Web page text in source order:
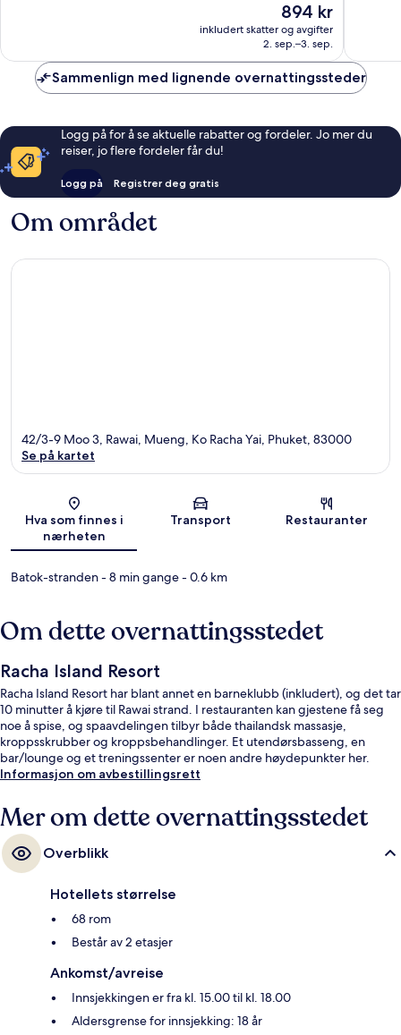
Prisen
894 kr
894 kr
inkludert skatter og avgifter
2. sep.–3. sep.
Sammenlign med lignende overnattingssteder
Logg på for å se aktuelle rabatter og fordeler. Jo mer du
reiser, jo flere fordeler får du!
Logg på Registrer deg gratis
Om området
Kart
42/3-9 Moo 3, Rawai, Mueng, Ko Racha Yai, Phuket, 83000
Se på kartet
Hva som finnes i
nærheten
Transport Restauranter
Batok-stranden- 8 min gange- 0.6 km
Om dette overnattingsstedet
Racha Island Resort
Racha Island Resort har blant annet en barneklubb (inkludert), og det tar
10 minutter å kjøre til Rawai strand. I restauranten kan gjestene få seg
noe å spise, og spaavdelingen tilbyr både thailandsk massasje,
kroppsskrubber og kroppsbehandlinger. Et utendørsbasseng, en
bar/lounge og et treningssenter er noen andre høydepunkter her.
Informasjon om avbestillingsrett
Mer om dette overnattingsstedet
Overblikk
Hotellets størrelse
68 rom
Består av 2 etasjer
Ankomst/avreise
Innsjekkingen er fra kl. 15.00 til kl. 18.00
Aldersgrense for innsjekking: 18 år